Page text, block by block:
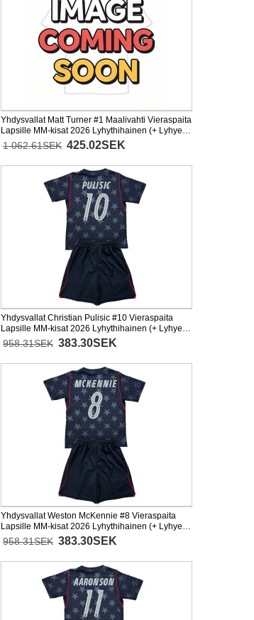
Yhdysvallat Matt Turner #1 Maalivahti Vieraspaita
Lapsille MM-kisat 2026 Lyhythihainen (+ Lyhyet
housut)
1 062.61SEK 425.02SEK
Yhdysvallat Christian Pulisic #10 Vieraspaita
Lapsille MM-kisat 2026 Lyhythihainen (+ Lyhyet
housut)
958.31SEK 383.30SEK
Yhdysvallat Weston McKennie #8 Vieraspaita
Lapsille MM-kisat 2026 Lyhythihainen (+ Lyhyet
housut)
958.31SEK 383.30SEK